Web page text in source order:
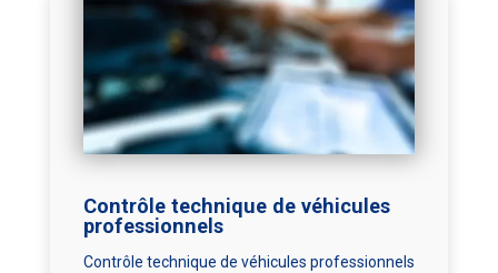
Contrôle technique de véhicules
professionnels
Contrôle technique de véhicules professionnels